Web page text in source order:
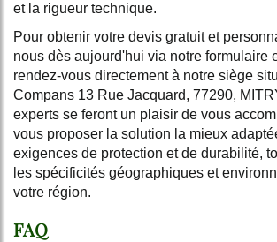
et la rigueur technique.
Pour obtenir votre devis gratuit et
nous dès aujourd'hui via notre formulaire
rendez-vous directement à notre siège
Compans 13 Rue Jacquard, 77290,
experts se feront un plaisir de vous
vous proposer la solution la mieux
exigences de protection et de durabilité,
les spécificités géographiques et
votre région.
FAQ